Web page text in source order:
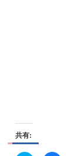
共有: